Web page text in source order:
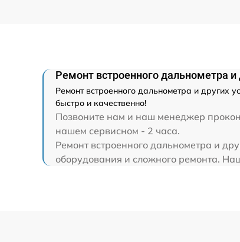
Ремонт встроенного дальнометра и
Ремонт встроенного дальнометра и других
быстро и качественно!
Позвоните нам и наш менеджер
нашем сервисном - 2 часа.
Ремонт встроенного дальнометра и
оборудования и сложного ремонта.